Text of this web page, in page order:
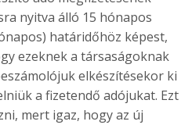
nyitva álló 15 hónapos
határidőhöz képest,
ezeknek a társaságoknak
elkészítésekor ki
a fizetendő adójukat. Ezt
mert igaz, hogy az új